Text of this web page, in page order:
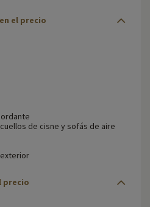
el precio
de cisne y sofás de aire
precio